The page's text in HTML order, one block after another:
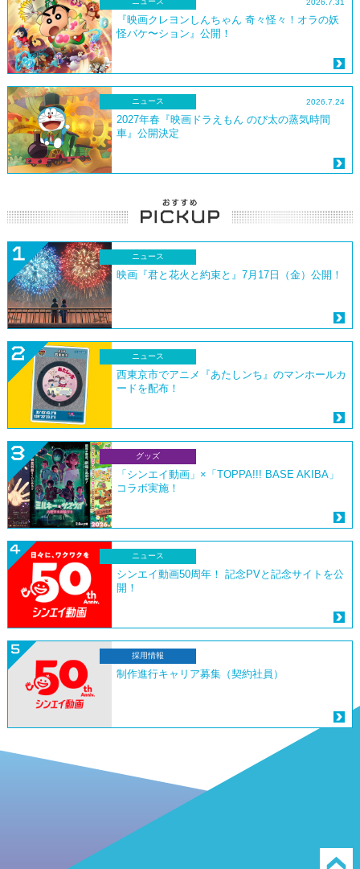
2026.7.31
『映画クレヨンしんちゃん 奇々怪々！オラの妖
怪バケ〜ション』公開！
ニュース 2026.7.24
2027年春『映画ドラえもん のび太の蒸気時間
車』公開決定
ニュース
映画『君と花火と約束と』7月17日（金）公開！
ニュース
西東京市でアニメ『あたしンち』のマンホールカ
ードを配布！
グッズ
「シンエイ動画」×「TOPPA!!! BASE AKIBA」
コラボ実施！
ニュース
シンエイ動画50周年！ 記念PVと記念サイトを公
開！
採用情報
制作進行キャリア募集（契約社員）